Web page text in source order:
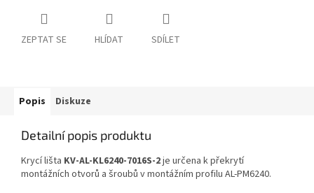
ZEPTAT SE HLÍDAT SDÍLET
Popis Diskuze
Detailní popis produktu
Krycí lišta KV-AL-KL6240-7016S-2je určena k překrytí
montážních otvorů a šroubů v montážním profilu AL-PM6240.